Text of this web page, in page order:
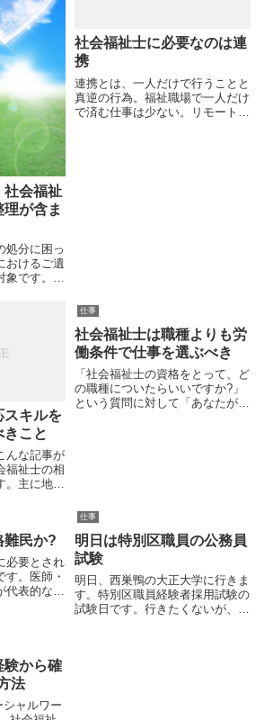
社会福祉
が含ま
処分に困っ
おけるご遺
象です。し
素が少な
言えば社
及び介護
社会福祉士に必要なのは連
携
連携とは、一人だけで行うことと
真逆の行為。福祉職場で一人だけ
で済む仕事は少ない。リモートワ
スキルを
こと
んな記事が
福祉士の相
。主に地域
断らない
祉士にと
ちろんそ
はありま
仕事
社会福祉士は職種よりも労
働条件で仕事を選ぶべき
「社会福祉士の資格をとって、ど
の職種についたらいいですか?」
という質問に対して「あなたがど
難民か?
必要とされ
す。医師・
代表的なも
ところが
事に就け
福祉士の
仕事
明日は特別区職員の公務員
試験
明日、西巣鴨の大正大学に行きま
す。特別区職員経験者採用試験の
試験日です。行きたくないが、行
験から確
法
シャルワー